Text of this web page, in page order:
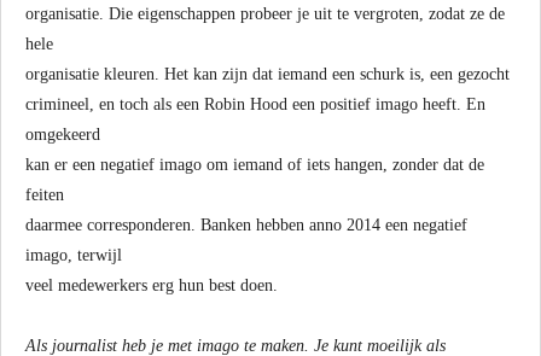
organisatie. Die eigenschappen probeer je uit te vergroten, zodat ze de
hele
organisatie kleuren. Het kan zijn dat iemand een schurk is, een gezocht
crimineel, en toch als een Robin Hood een positief imago heeft. En
omgekeerd
kan er een negatief imago om iemand of iets hangen, zonder dat de
feiten
daarmee corresponderen. Banken hebben anno 2014 een negatief
imago, terwijl
veel medewerkers erg hun best doen.
Als journalist heb je met imago te maken. Je kunt moeilijk als